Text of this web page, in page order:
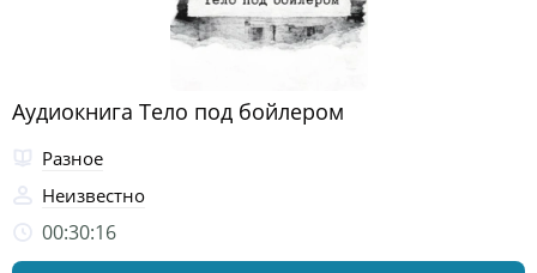
Аудиокнига Тело под бойлером
Разное
Неизвестно
00:30:16